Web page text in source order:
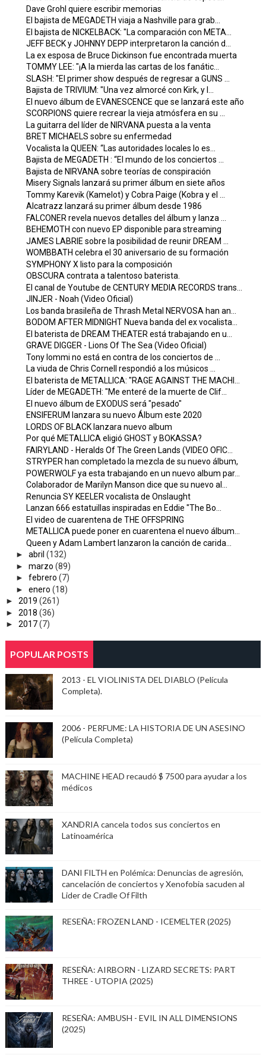
Dave Grohl quiere escribir memorias
El bajista de MEGADETH viaja a Nashville para grab...
El bajista de NICKELBACK: "La comparación con META...
JEFF BECK y JOHNNY DEPP interpretaron la canción d...
La ex esposa de Bruce Dickinson fue encontrada muerta
TOMMY LEE: "¡A la mierda las cartas de los fanátic...
SLASH: "El primer show después de regresar a GUNS ...
Bajista de TRIVIUM: "Una vez almorcé con Kirk, y l...
El nuevo álbum de EVANESCENCE que se lanzará este año
SCORPIONS quiere recrear la vieja atmósfera en su ...
La guitarra del líder de NIRVANA puesta a la venta
BRET MICHAELS sobre su enfermedad
Vocalista la QUEEN: “Las autoridades locales lo es...
Bajista de MEGADETH : “El mundo de los conciertos ...
Bajista de NIRVANA sobre teorías de conspiración
Misery Signals lanzará su primer álbum en siete años
Tommy Karevik (Kamelot) y Cobra Paige (Kobra y el ...
Alcatrazz lanzará su primer álbum desde 1986
FALCONER revela nuevos detalles del álbum y lanza ...
BEHEMOTH con nuevo EP disponible para streaming
JAMES LABRIE sobre la posibilidad de reunir DREAM ...
WOMBBATH celebra el 30 aniversario de su formación
SYMPHONY X listo para la composición
OBSCURA contrata a talentoso baterista.
El canal de Youtube de CENTURY MEDIA RECORDS trans...
JINJER - Noah (Video Oficial)
Los banda brasileña de Thrash Metal NERVOSA han an...
BODOM AFTER MIDNIGHT Nueva banda del ex vocalista...
El baterista de DREAM THEATER está trabajando en u...
GRAVE DIGGER - Lions Of The Sea (Video Oficial)
Tony Iommi no está en contra de los conciertos de ...
La viuda de Chris Cornell respondió a los músicos ...
El baterista de METALLICA: "RAGE AGAINST THE MACHI...
Líder de MEGADETH: "Me enteré de la muerte de Clif...
El nuevo álbum de EXODUS será "pesado"
ENSIFERUM lanzara su nuevo Álbum este 2020
LORDS OF BLACK lanzara nuevo album
Por qué METALLICA eligió GHOST y BOKASSA?
FAIRYLAND - Heralds Of The Green Lands (VIDEO OFIC...
STRYPER han completado la mezcla de su nuevo álbum,
POWERWOLF ya esta trabajando en un nuevo album par...
Colaborador de Marilyn Manson dice que su nuevo al...
Renuncia SY KEELER vocalista de Onslaught
Lanzan 666 estatuillas inspiradas en Eddie "The Bo...
El video de cuarentena de THE OFFSPRING
METALLICA puede poner en cuarentena el nuevo álbum...
Queen y Adam Lambert lanzaron la canción de carida...
► abril (132)
► marzo (89)
► febrero (7)
► enero (18)
► 2019 (261)
► 2018 (36)
► 2017(7)
POPULAR POSTS
2013 - EL VIOLINISTA DEL DIABLO (Película
Completa).
2006 - PERFUME: LA HISTORIA DE UN ASESINO
(Película Completa)
MACHINE HEAD recaudó $ 7500 para ayudar a los
médicos
XANDRIA cancela todos sus conciertos en
Latinoamérica
DANI FILTH en Polémica: Denuncias de agresión,
cancelación de conciertos y Xenofobia sacuden al
Lider de Cradle Of Filth
RESEÑA: FROZEN LAND - ICEMELTER (2025)
RESEÑA: AIRBORN - LIZARD SECRETS: PART
THREE - UTOPIA (2025)
RESEÑA: AMBUSH - EVIL IN ALL DIMENSIONS
(2025)